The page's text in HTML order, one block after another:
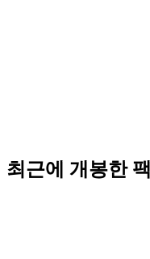
최근에 개봉한 팩